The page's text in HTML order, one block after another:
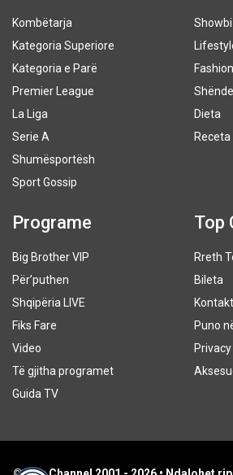
Kombëtarja
Kategoria Superiore
Kategoria e Parë
Premier League
La Liga
Serie A
Shumësportësh
Sport Gossip
Fashion
Dieta
Programe
Big Brother VIP
Për’puthen
Shqipëria LIVE
Fiks Fare
Video
Të gjitha programet
Guida TV
Top
Rreth
Bileta
Kontakt
Puno